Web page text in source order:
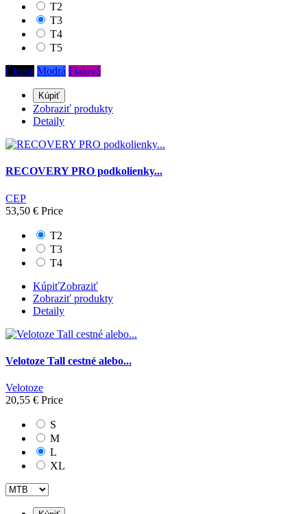
T2
T3
T4
T5
Čierna Modrá Fialová
Kúpiť
Zobraziť produkty
Detaily
RECOVERY PRO podkolienky...
CEP
53,50 € Price
T2
T3
T4
KúpiťZobraziť
Zobraziť produkty
Detaily
Velotoze Tall cestné alebo...
Velotoze
20,55 € Price
S
M
L
XL